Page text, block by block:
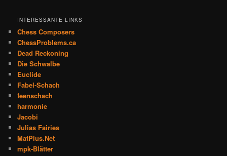
INTERESSANTE LINKS
Chess Composers
ChessProblems.ca
Dead Reckoning
Die Schwalbe
Euclide
Fabel-Schach
feenschach
harmonie
Jacobi
Julias Fairies
MatPlus.Net
mpk-Blätter